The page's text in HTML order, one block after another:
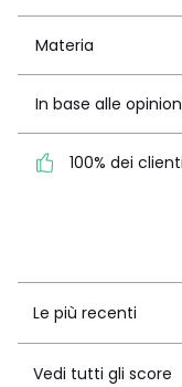
1
Materia
In base alle
100% dei
Le più recenti
Vedi tutti gli score